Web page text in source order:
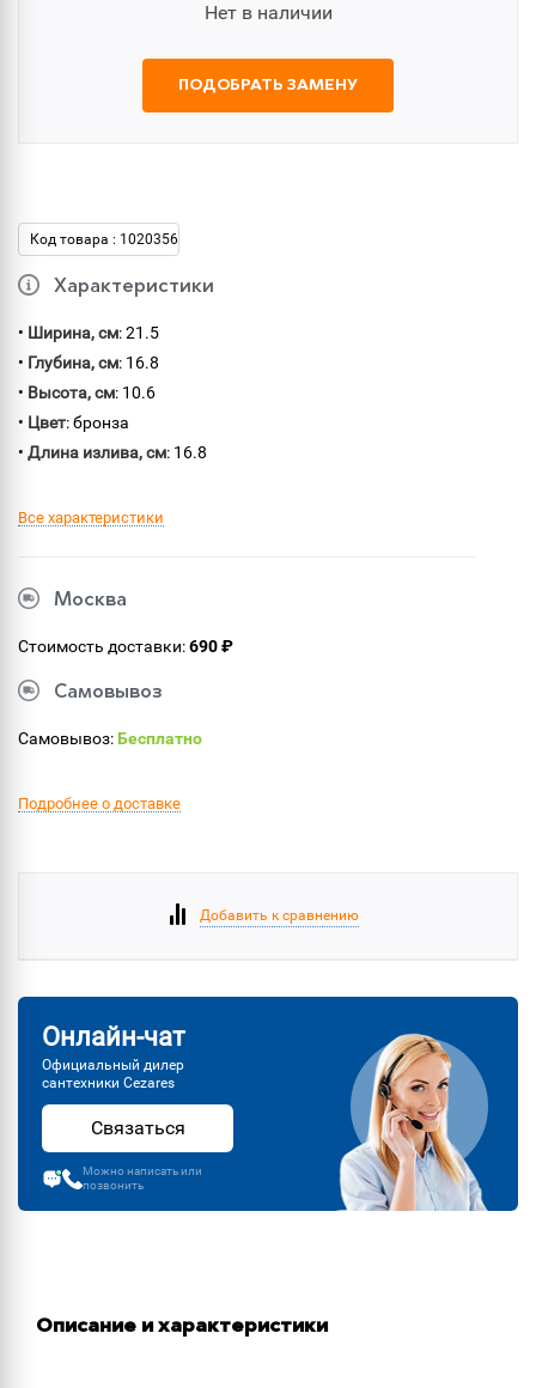
Нет в наличии
ПОДОБРАТЬ ЗАМЕНУ
Код товара : 1020356
Характеристики
• Ширина, см: 21.5
• Глубина, см: 16.8
• Высота, см: 10.6
• Цвет: бронза
• Длина излива, см: 16.8
Все характеристики
Москва
Стоимость доставки:690 ₽
Самовывоз
Самовывоз:Бесплатно
Подробнее о доставке
Добавить к сравнению
Онлайн-чат
Официальный дилер
сантехники Cezares
Связаться
Можно написать или
позвонить
Описание и характеристики